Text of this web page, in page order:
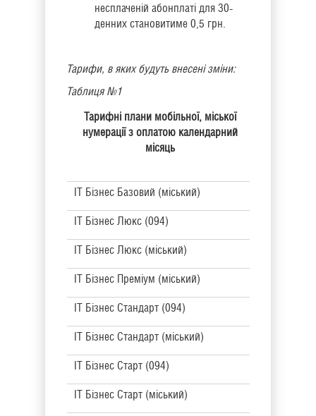
несплаченій абонплаті для 30-
денних становитиме 0,5 грн.
Тарифи, в яких будуть внесені зміни:
Таблиця №1
Тарифні плани мобільної, міської
нумерації з оплатою календарний
місяць
IT Бізнес Базовий (міський)
IT Бізнес Люкс (094)
IT Бізнес Люкс (міський)
IT Бізнес Преміум (міський)
IT Бізнес Стандарт (094)
IT Бізнес Стандарт (міський)
IT Бізнес Старт (094)
IT Бізнес Старт (міський)